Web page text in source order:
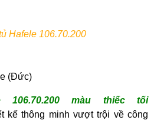
Hafele 106.70.200
(Đức)
106.70.200 màu thiếc tối
kế thông minh vượt trội về công